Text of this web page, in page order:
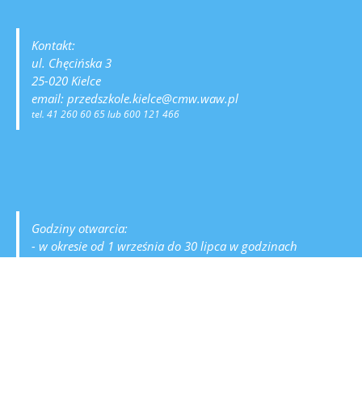
Kontakt:
ul. Chęcińska 3
25-020 Kielce
email: przedszkole.kielce@cmw.waw.pl
tel. 41 260 60 65 lub 600 121 466
Godziny otwarcia:
- w okresie od 1 września do 30 lipca w godzinach